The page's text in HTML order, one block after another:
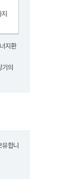
지환
기의
유합니